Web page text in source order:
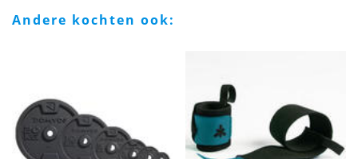
andere kochten ook: